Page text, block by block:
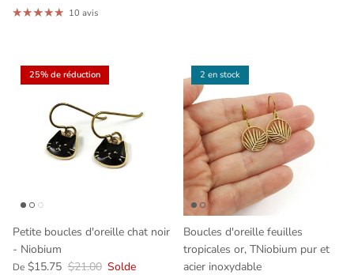
10 avis
25% de réduction
Petite boucles d'oreille chat noir
- Niobium
De $15.75 $21.00 Solde
2 en stock
Boucles d'oreille feuilles
tropicales or, TNiobium pur et
acier inoxydable